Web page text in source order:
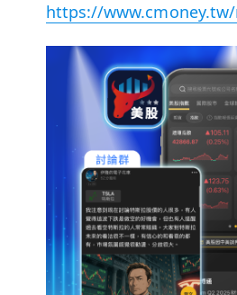
https://